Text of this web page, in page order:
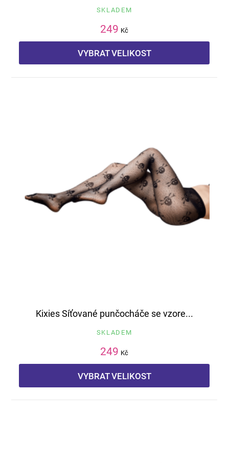
SKLADEM
249 Kč
VYBRAT VELIKOST
Kixies Síťované punčocháče se vzore...
SKLADEM
249 Kč
VYBRAT VELIKOST